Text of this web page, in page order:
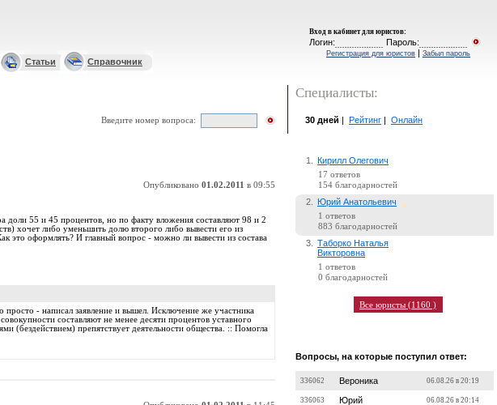
Вход в кабинет для юристов:
Логин: Пароль:
Регистрация для юристов | Забыл пароль
Статьи Справочник
Введите номер вопроса:
Опубликовано 01.02.2011 в 09:55
доли 55 и 45 процентов, но по факту вложения составляют 98 и 2
хочет либо уменьшить долю второго либо вывести его из
это оформлять? И главный вопрос - можно ли вывести из состава
- написал заявление и вышел. Исключение же участника
составляют не менее десяти процентов уставного
(бездействием) препятствует деятельности общества. :: Помогла
Специалисты:
30 дней Рейтинг Онлайн
1. Кирилл Олегович
17 ответов
154 благодарностей
2. Юрий Анатольевич
1 ответов
883 благодарностей
3.
Таборко Наталья
Викторовна
1 ответов
0 благодарностей
Все юристы (1160 )
Вопросы, на которые поступил ответ:
336062 Вероника 06.08.26 в 20:19
336063 Юрий 06.08.26 в 20:14